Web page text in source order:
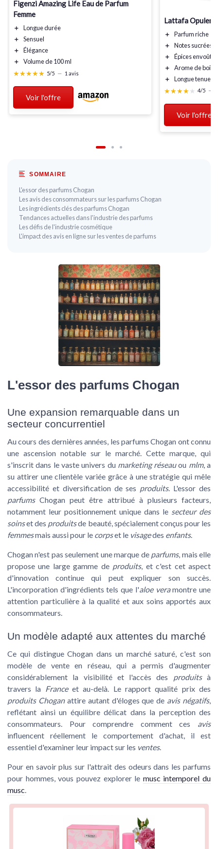
Figenzi Amazing Life Eau de Parfum
Femme
＋
Longue durée
＋
Sensuel
＋
Élégance
＋
Volume de 100 ml
★★★★★
★★★★★ 5/5 — 1 avis
Voir l'offre
Lattafa Opulent
＋
Parfum riche
＋
Notes sucrées
＋
Épices
＋
Arome de bois
＋
Longue tenue
★★★★★
★★★★★ 4/5 —
Voir l'offre
SOMMAIRE
L'essor des parfums Chogan
Les avis des consommateurs sur les parfums Chogan
Les ingrédients clés des parfums Chogan
Tendances actuelles dans l'industrie des parfums
Les défis de l'industrie cosmétique
L'impact des avis en ligne sur les ventes de parfums
L'essor des parfums Chogan
Une expansion remarquable dans un
secteur concurrentiel
Au cours des dernières années, les parfums Chogan ont connu
une ascension notable sur le marché. Cette marque, qui
s'inscrit dans le vaste univers du marketing réseauou mlm, a
su attirer une clientèle variée grâce à une stratégie qui mêle
accessibilité et diversification de ses produits. L'essor des
parfumsChogan peut être attribué à plusieurs facteurs,
notamment leur positionnement unique dans le secteur des
soinset des produitsde beauté, spécialement conçus pour les
femmesmais aussi pour le corpset le visagedes enfants.
Chogan n'est pas seulement une marque de parfums, mais elle
propose une large gamme de produits, et c'est cet aspect
d'innovation continue qui peut expliquer son succès.
L'incorporation d'ingrédients tels que l'aloe veramontre une
attention particulière à laqualité et aux soins apportés aux
consommateurs.
Un modèle adapté aux attentes du marché
Ce qui distingue Chogan dans un marché saturé, c'est son
modèle de vente en réseau, qui a permis d'augmenter
considérablement la visibilité et l'accès des produitsà
travers la Franceet au-delà. Le rapportqualité prixdes
produits Choganattire autant d'éloges que de avis négatifs,
reflétant ainsi un équilibre délicat dans la perception des
consommateurs. Pour comprendre comment ces avis
influencent réellement le comportement d'achat, il est
essentiel d'examiner leur impact sur les ventes.
Pour en savoir plus sur l'attrait des odeurs dans les parfums
pour hommes, vous pouvez explorer le musc intemporel du
musc.